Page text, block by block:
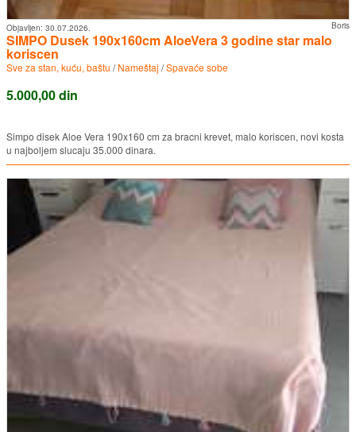
Boris
Objavljen: 30.07.2026.
SIMPO Dusek 190x160cm AloeVera 3 godine star malo
koriscen
Sve za stan, kuću, baštu /Nameštaj /Spavaće sobe
5.000,00 din
Simpo disek Aloe Vera 190x160 cm za bracni krevet, malo koriscen, novi kosta
u najboljem slucaju 35.000 dinara.